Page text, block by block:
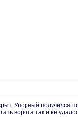
Упорный получился
ворота так и не